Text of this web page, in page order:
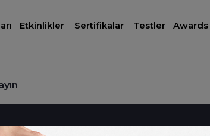
Etkinlikler Sertifikalar Testler Awards